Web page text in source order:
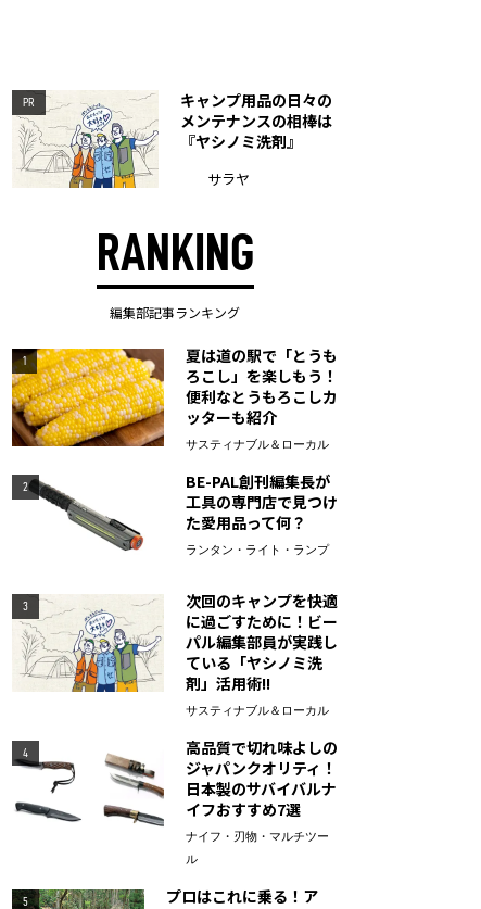
PR
キャンプ用品の日々の
メンテナンスの相棒は
『ヤシノミ洗剤』
サラヤ
RANKING
編集部記事ランキング
1
夏は道の駅で「とうも
ろこし」を楽しもう！
便利なとうもろこしカ
ッターも紹介
サスティナブル＆ローカル
2
BE-PAL創刊編集長が
工具の専門店で見つけ
た愛用品って何？
ランタン・ライト・ランプ
3
次回のキャンプを快適
に過ごすために！ビー
パル編集部員が実践し
ている「ヤシノミ洗
剤」活用術!!
サスティナブル＆ローカル
4
高品質で切れ味よしの
ジャパンクオリティ！
日本製のサバイバルナ
イフおすすめ7選
ナイフ・刃物・マルチツー
ル
5
プロはこれに乗る！ア